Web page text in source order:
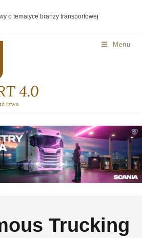
o tematyce branży transportowej
Menu
Trucking